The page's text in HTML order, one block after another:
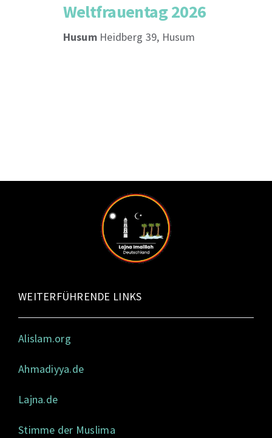
Weltfrauentag 2026
Husum Heidberg 39, Husum
WEITERFÜHRENDE LINKS
Alislam.org
Ahmadiyya.de
Lajna.de
Stimme der Muslima